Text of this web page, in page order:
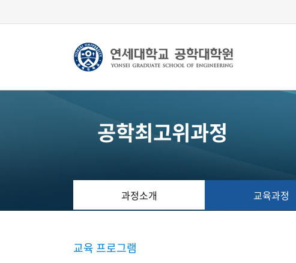
공학최고위과정
과정소개 교육과정
교육 프로그램